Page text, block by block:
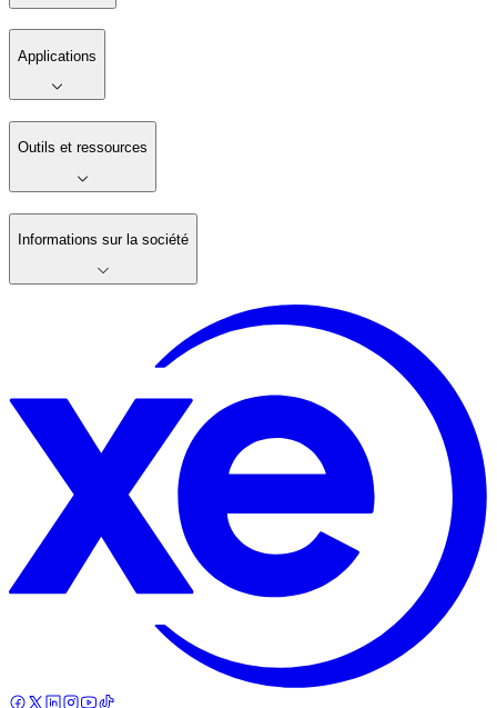
Applications
Outils et ressources
Informations sur la société